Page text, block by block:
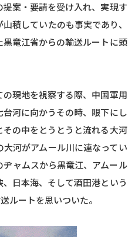
案・要請を受け入れ、実現す
積していたのも事実であり、
竜江省からの輸送ルートに頭
現地を視察する際、中国軍用
河に向かうその時、眼下にし
の中をとうとうと流れる大河
河がアムール川に連なってい
ャムスから黒竜江、アムール
日本海、そして酒田港という
ルートを思いついた。